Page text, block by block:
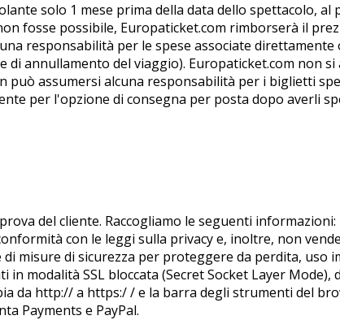
solo 1 mese prima della data dello spettacolo, al
fosse possibile, Europaticket.com rimborserà il
responsabilità per le spese associate
annullamento del viaggio). Europaticket.com non
assumersi alcuna responsabilità per i biglietti
per l'opzione di consegna per posta dopo averli
del cliente. Raccogliamo le seguenti
con le leggi sulla privacy e, inoltre, non
misure di sicurezza per proteggere da perdita, uso
modalità SSL bloccata (Secret Socket Layer
da http:// a https:/ / e la barra degli strumenti del
Payments e PayPal.